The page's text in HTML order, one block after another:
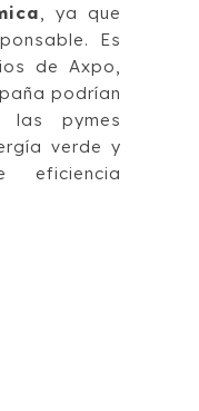
, ya que
Es
de Axpo,
podrían
las pymes
verde y
eficiencia